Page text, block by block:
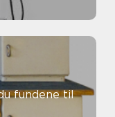
fundene til